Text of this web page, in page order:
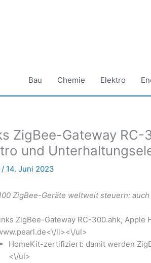
Bau Chemie Elektro
ZigBee-Gateway RC-
und
/ 14. Juni 2023
ZigBee-Geräte weltweit steuern:
ZigBee-Gateway RC-300.ahk,
li><\/ul>
HomeKit-zertifiziert: damit werden
<\/ul>